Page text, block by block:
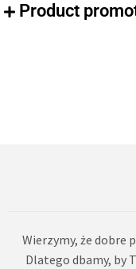
Product
Wierzymy, że dobre
Dlatego dbamy, by